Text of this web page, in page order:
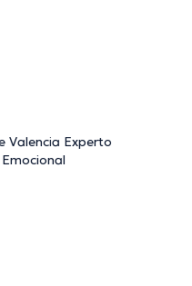
Valencia Experto